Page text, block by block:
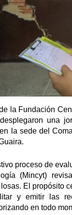
la Fundación
una
la sede del
proceso de
(Mincyt)
El propósito
y emitir las
en todo